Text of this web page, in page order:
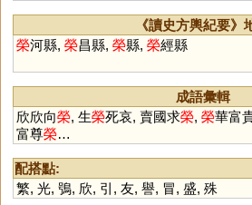
《讀史方輿紀要》
榮河縣, 榮昌縣, 榮縣, 榮經縣
成語彙輯
欣欣向榮, 生榮死哀, 賣國求榮, 榮華富
富尊榮…
配搭點:
繁, 光, 鴞, 欣, 引 , 友, 譽, 冒, 盛, 殊